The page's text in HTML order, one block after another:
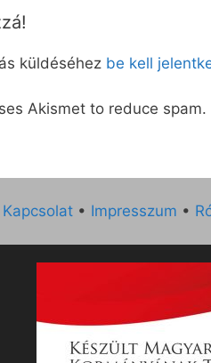
küldéséhez be kell
Akismet to reduce spam.
Kapcsolat • Impresszum •